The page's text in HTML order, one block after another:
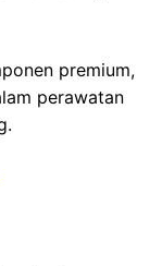
premium,
perawatan